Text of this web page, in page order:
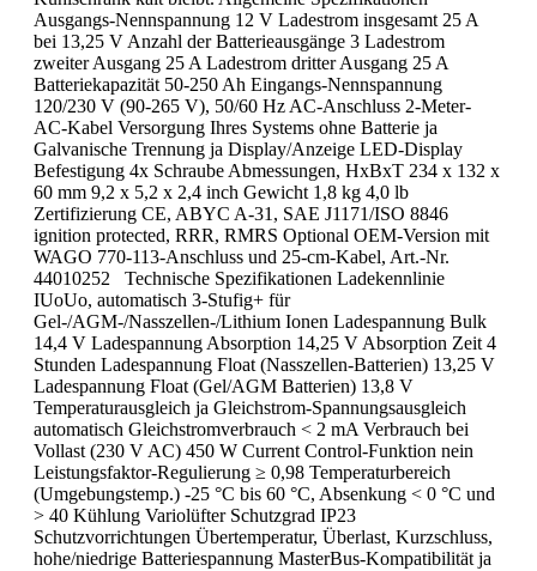
Ausgangs-Nennspannung 12 V Ladestrom insgesamt 25 A
bei 13,25 V Anzahl der Batterieausgänge 3 Ladestrom
zweiter Ausgang 25 A Ladestrom dritter Ausgang 25 A
Batteriekapazität 50-250 Ah Eingangs-Nennspannung
120/230 V (90-265 V), 50/60 Hz AC-Anschluss 2-Meter-
AC-Kabel Versorgung Ihres Systems ohne Batterie ja
Galvanische Trennung ja Display/Anzeige LED-Display
Befestigung 4x Schraube Abmessungen, HxBxT 234 x 132 x
60 mm 9,2 x 5,2 x 2,4 inch Gewicht 1,8 kg 4,0 lb
Zertifizierung CE, ABYC A-31, SAE J1171/ISO 8846
ignition protected, RRR, RMRS Optional OEM-Version mit
WAGO 770-113-Anschluss und 25-cm-Kabel, Art.-Nr.
44010252 Technische Spezifikationen Ladekennlinie
IUoUo, automatisch 3-Stufig+ für
Gel-/AGM-/Nasszellen-/Lithium Ionen Ladespannung Bulk
14,4 V Ladespannung Absorption 14,25 V Absorption Zeit 4
Stunden Ladespannung Float (Nasszellen-Batterien) 13,25 V
Ladespannung Float (Gel/AGM Batterien) 13,8 V
Temperaturausgleich ja Gleichstrom-Spannungsausgleich
automatisch Gleichstromverbrauch < 2 mA Verbrauch bei
Vollast (230 V AC) 450 W Current Control-Funktion nein
Leistungsfaktor-Regulierung ≥ 0,98 Temperaturbereich
(Umgebungstemp.) -25 °C bis 60 °C, Absenkung < 0 °C und
> 40 Kühlung Variolüfter Schutzgrad IP23
Schutzvorrichtungen Übertemperatur, Überlast, Kurzschluss,
hohe/niedrige Batteriespannung MasterBus-Kompatibilität ja